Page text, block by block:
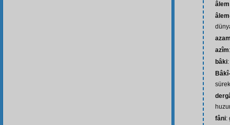
âlem
azîm
bâki
fâni: